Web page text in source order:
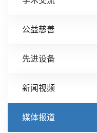
公益慈善
先进设备
新闻视频
媒体报道